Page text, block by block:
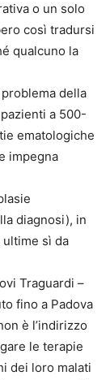
o un solo
così tradursi
qualcuno la
della
a 500-
ematologiche
impegna
diagnosi), in
sì da
Traguardi –
fino a Padova
è l’indirizzo
le terapie
dei loro malati